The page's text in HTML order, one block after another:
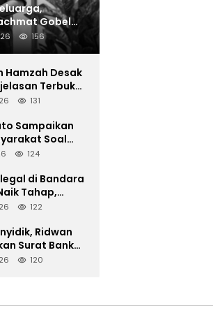
Gobel
TMP Kalibata
156
Hamzah Desak
Terbuka
Skripsi
131
Sampaikan
Soal
Gubernur
124
di Bandara
Tahap,
Dilimpahkan
122
Ridwan
Surat Bank
Aset Eks
120